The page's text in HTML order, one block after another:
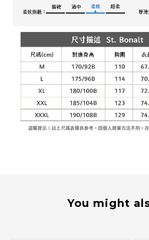
You might